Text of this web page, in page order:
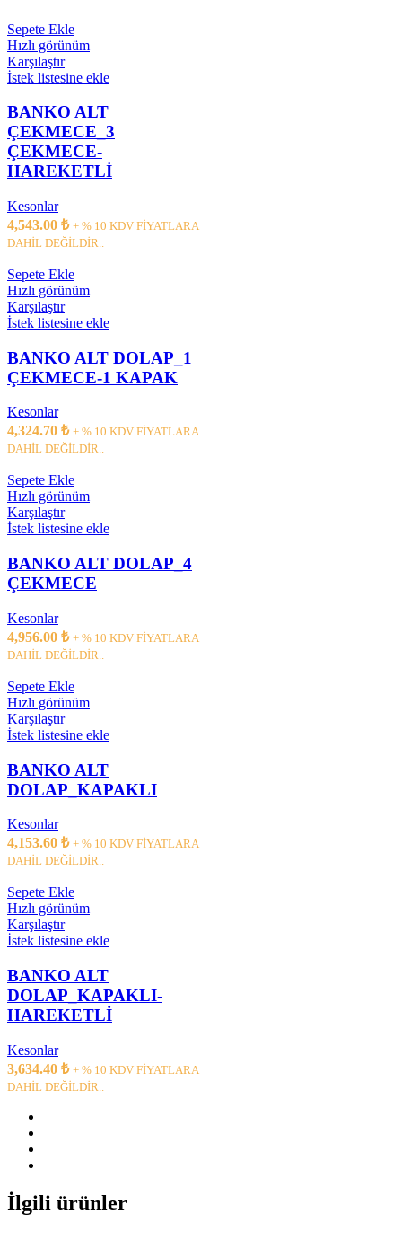
Sepete Ekle
Hızlı görünüm
Karşılaştır
İstek listesine ekle
BANKO ALT
ÇEKMECE_3
ÇEKMECE-
HAREKETLİ
Kesonlar
4,543.00 ₺ + % 10 KDV FİYATLARA
DAHİL DEĞİLDİR..
Sepete Ekle
Hızlı görünüm
Karşılaştır
İstek listesine ekle
BANKO ALT DOLAP_1
ÇEKMECE-1 KAPAK
Kesonlar
4,324.70 ₺ + % 10 KDV FİYATLARA
DAHİL DEĞİLDİR..
Sepete Ekle
Hızlı görünüm
Karşılaştır
İstek listesine ekle
BANKO ALT DOLAP_4
ÇEKMECE
Kesonlar
4,956.00 ₺ + % 10 KDV FİYATLARA
DAHİL DEĞİLDİR..
Sepete Ekle
Hızlı görünüm
Karşılaştır
İstek listesine ekle
BANKO ALT
DOLAP_KAPAKLI
Kesonlar
4,153.60 ₺ + % 10 KDV FİYATLARA
DAHİL DEĞİLDİR..
Sepete Ekle
Hızlı görünüm
Karşılaştır
İstek listesine ekle
BANKO ALT
DOLAP_KAPAKLI-
HAREKETLİ
Kesonlar
3,634.40 ₺ + % 10 KDV FİYATLARA
DAHİL DEĞİLDİR..
İlgili ürünler